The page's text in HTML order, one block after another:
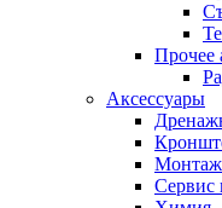
Прочее
Аксессуары
Сервис